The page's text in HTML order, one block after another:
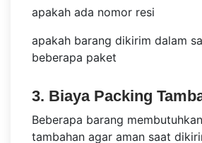
apakah ada nomor resi
apakah barang dikirim dalam
beberapa paket
3. Biaya Packing
Beberapa barang
tambahan agar aman saat